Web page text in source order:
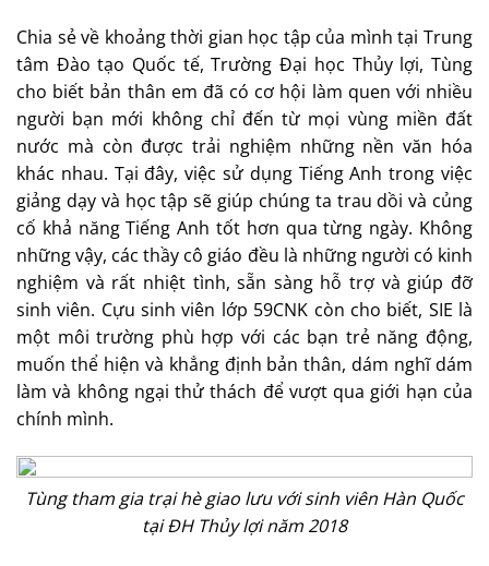
Chia sẻ về khoảng thời gian học tập của mình tại Trung
tâm Đào tạo Quốc tế, Trường Đại học Thủy lợi, Tùng
cho biết bản thân em đã có cơ hội làm quen với nhiều
người bạn mới không chỉ đến từ mọi vùng miền đất
nước mà còn được trải nghiệm những nền văn hóa
khác nhau. Tại đây, việc sử dụng Tiếng Anh trong việc
giảng dạy và học tập sẽ giúp chúng ta trau dồi và củng
cố khả năng Tiếng Anh tốt hơn qua từng ngày. Không
những vậy, các thầy cô giáo đều là những người có kinh
nghiệm và rất nhiệt tình, sẵn sàng hỗ trợ và giúp đỡ
sinh viên. Cựu sinh viên lớp 59CNK còn cho biết, SIE là
một môi trường phù hợp với các bạn trẻ năng động,
muốn thể hiện và khẳng định bản thân, dám nghĩ dám
làm và không ngại thử thách để vượt qua giới hạn của
chính mình.
Tùng tham gia trại hè giao lưu với sinh viên Hàn Quốc
tại ĐH Thủy lợi năm 2018